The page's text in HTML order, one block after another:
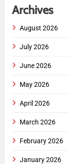
Archives
August 2026
July 2026
June 2026
May 2026
April 2026
March 2026
February 2026
January 2026